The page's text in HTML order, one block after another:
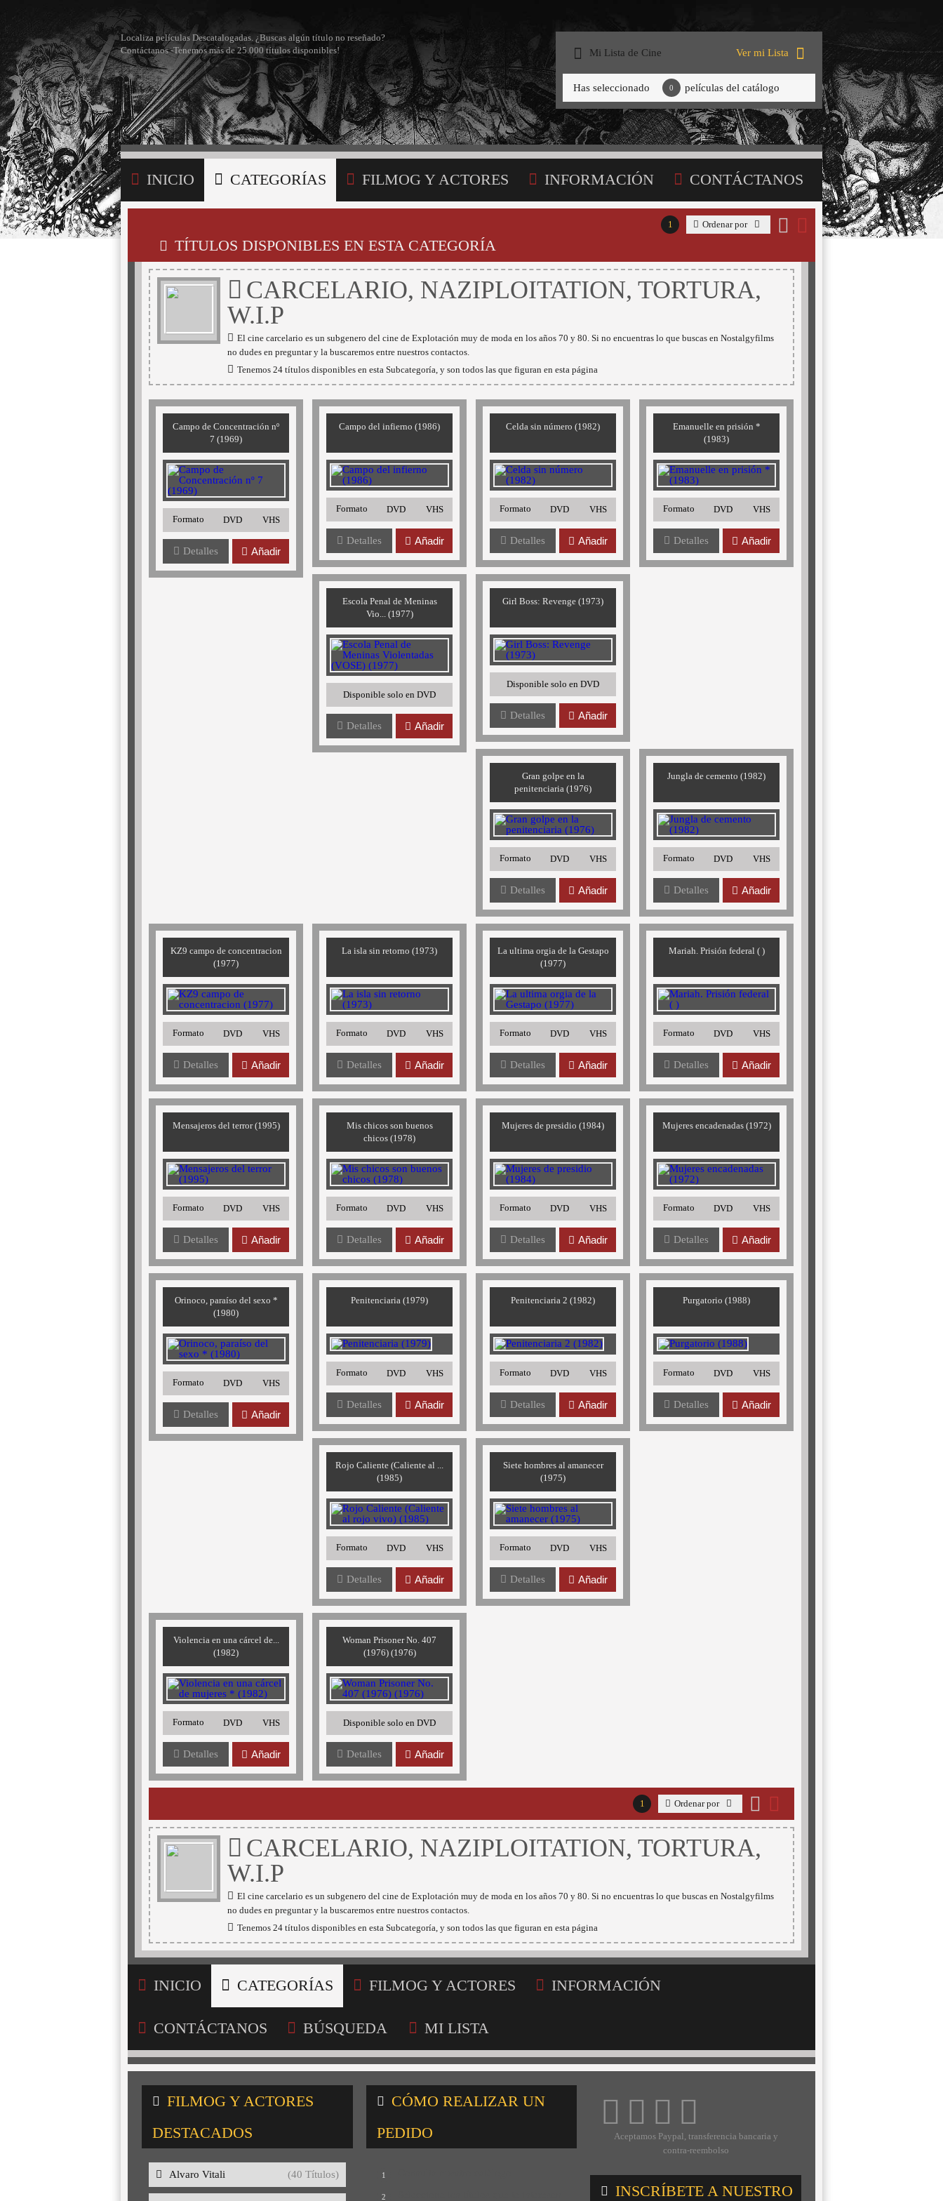
Localiza películas Descatalogadas. ¿Buscas algún título no reseñado?
Contáctanos -Tenemos más de 25.000 títulos disponibles!
Mi Lista de Cine Ver mi Lista
Has seleccionado 0 películas del catálogo
INICIO CATEGORÍAS FILMOG Y ACTORES INFORMACIÓN CONTÁCTANOS
1 Ordenar por
TÍTULOS DISPONIBLES EN ESTA CATEGORÍA
CARCELARIO, NAZIPLOITATION, TORTURA,
W.I.P
El cine carcelario es un subgenero del cine de Explotación muy de moda en los años 70 y 80. Si no encuentras lo que buscas en Nostalgyfilms
no dudes en preguntar y la buscaremos entre nuestros contactos.
Tenemos 24 títulos disponibles en esta Subcategoría, y son todos las que figuran en esta página
Campo de Concentración nº
7 (1969)
Formato DVD VHS
Detalles Añadir
Campo del infierno (1986)
Formato DVD VHS
Detalles Añadir
Celda sin número (1982)
Formato DVD VHS
Detalles Añadir
Emanuelle en prisión *
(1983)
Formato DVD VHS
Detalles Añadir
Escola Penal de Meninas
Vio... (1977)
Disponible solo en DVD
Detalles Añadir
Girl Boss: Revenge (1973)
Disponible solo en DVD
Detalles Añadir
Gran golpe en la
penitenciaria (1976)
Formato DVD VHS
Detalles Añadir
Jungla de cemento (1982)
Formato DVD VHS
Detalles Añadir
KZ9 campo de concentracion
(1977)
Formato DVD VHS
Detalles Añadir
La isla sin retorno (1973)
Formato DVD VHS
Detalles Añadir
La ultima orgia de la Gestapo
(1977)
Formato DVD VHS
Detalles Añadir
Mariah. Prisión federal ( )
Formato DVD VHS
Detalles Añadir
Mensajeros del terror (1995)
Formato DVD VHS
Detalles Añadir
Mis chicos son buenos
chicos (1978)
Formato DVD VHS
Detalles Añadir
Mujeres de presidio (1984)
Formato DVD VHS
Detalles Añadir
Mujeres encadenadas (1972)
Formato DVD VHS
Detalles Añadir
Orinoco, paraíso del sexo *
(1980)
Formato DVD VHS
Detalles Añadir
Penitenciaria (1979)
Formato DVD VHS
Detalles Añadir
Penitenciaria 2 (1982)
Formato DVD VHS
Detalles Añadir
Purgatorio (1988)
Formato DVD VHS
Detalles Añadir
Rojo Caliente (Caliente al ...
(1985)
Formato DVD VHS
Detalles Añadir
Siete hombres al amanecer
(1975)
Formato DVD VHS
Detalles Añadir
Violencia en una cárcel de...
(1982)
Formato DVD VHS
Detalles Añadir
Woman Prisoner No. 407
(1976) (1976)
Disponible solo en DVD
Detalles Añadir
1 Ordenar por
CARCELARIO, NAZIPLOITATION, TORTURA,
W.I.P
El cine carcelario es un subgenero del cine de Explotación muy de moda en los años 70 y 80. Si no encuentras lo que buscas en Nostalgyfilms
no dudes en preguntar y la buscaremos entre nuestros contactos.
Tenemos 24 títulos disponibles en esta Subcategoría, y son todos las que figuran en esta página
INICIO CATEGORÍAS FILMOG Y ACTORES INFORMACIÓN
CONTÁCTANOS BÚSQUEDA MI LISTA
FILMOG Y ACTORES
DESTACADOS
Alvaro Vitali (40 Títulos)
CÓMO REALIZAR UN
PEDIDO
1
2
Aceptamos Paypal, transferencia bancaria y
contra-reembolso
INSCRÍBETE A NUESTRO